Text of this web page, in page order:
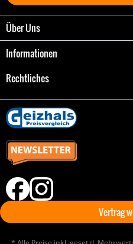
Über Uns
Informationen
Rechtliches
Vertrag